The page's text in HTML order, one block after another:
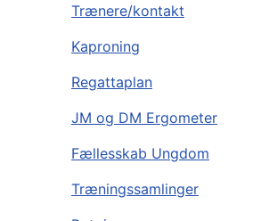
Trænere/kontakt
Kaproning
Regattaplan
JM og DM Ergometer
Fællesskab Ungdom
Træningssamlinger